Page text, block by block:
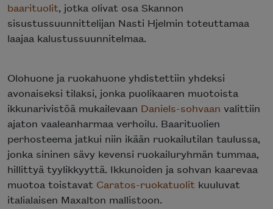
baarituolit, jotka olivat osa Skannon
sisustussuunnittelijan Nasti Hjelmin toteuttamaa
laajaa kalustussuunnitelmaa.
Olohuone ja ruokahuone yhdistettiin yhdeksi
avonaiseksi tilaksi, jonka puolikaaren muotoista
ikkunarivistöä mukailevaan Daniels-sohvaan valittiin
ajaton vaaleanharmaa verhoilu. Baarituolien
perhosteema jatkui niin ikään ruokailutilan taulussa,
jonka sininen sävy kevensi ruokailuryhmän tummaa,
hillittyä tyylikkyyttä. Ikkunoiden ja sohvan kaarevaa
muotoa toistavat Caratos-ruokatuolit kuuluvat
italialaisen Maxalton mallistoon.